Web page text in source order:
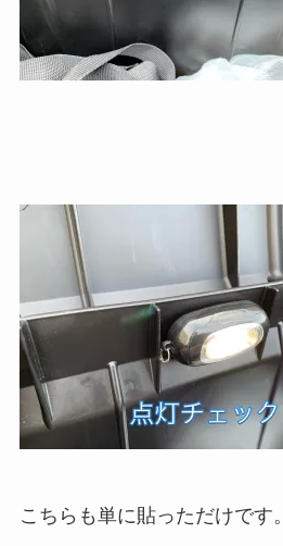
こちらも単に貼っただけです。